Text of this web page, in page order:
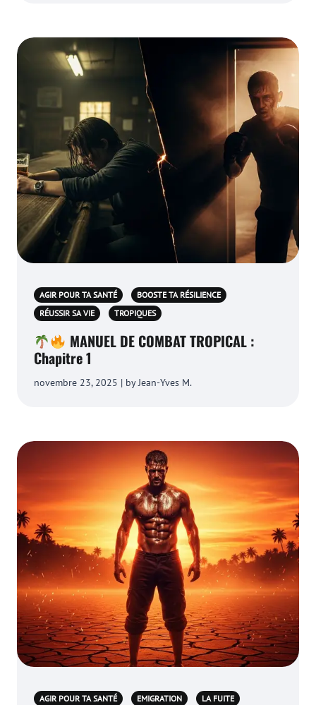
AGIR POUR TA SANTÉ
BOOSTE TA RÉSILIENCE
RÉUSSIR SA VIE
TROPIQUES
MANUEL DE COMBAT TROPICAL :
Chapitre 1
novembre 23, 2025 | by Jean-Yves M.
AGIR POUR TA SANTÉ EMIGRATION LA FUITE